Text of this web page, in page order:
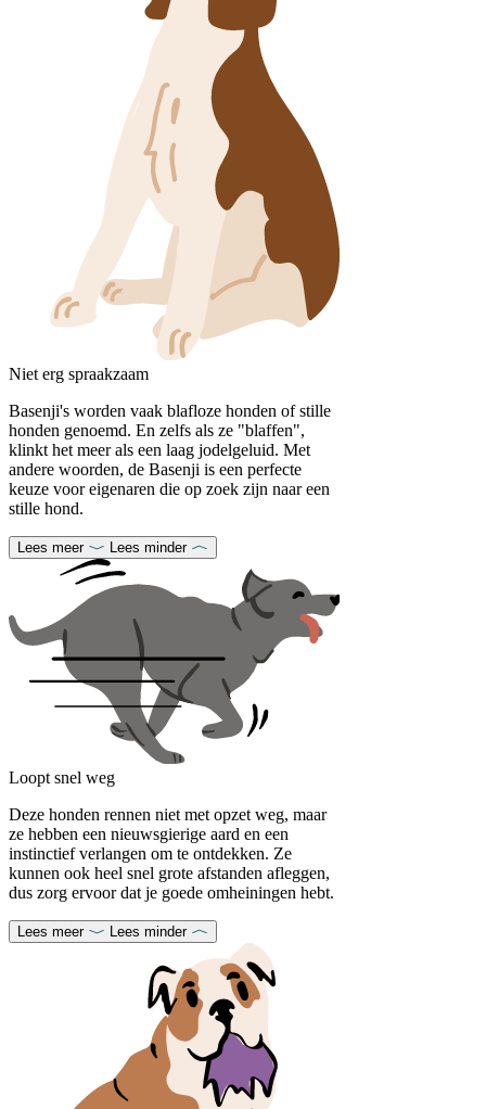
Niet erg spraakzaam
Basenji's worden vaak blafloze honden of stille
honden genoemd. En zelfs als ze "blaffen",
klinkt het meer als een laag jodelgeluid. Met
andere woorden, de Basenji is een perfecte
keuze voor eigenaren die op zoek zijn naar een
stille hond.
Lees meer Lees minder
Loopt snel weg
Deze honden rennen niet met opzet weg, maar
ze hebben een nieuwsgierige aard en een
instinctief verlangen om te ontdekken. Ze
kunnen ook heel snel grote afstanden afleggen,
dus zorg ervoor dat je goede omheiningen hebt.
Lees meer Lees minder